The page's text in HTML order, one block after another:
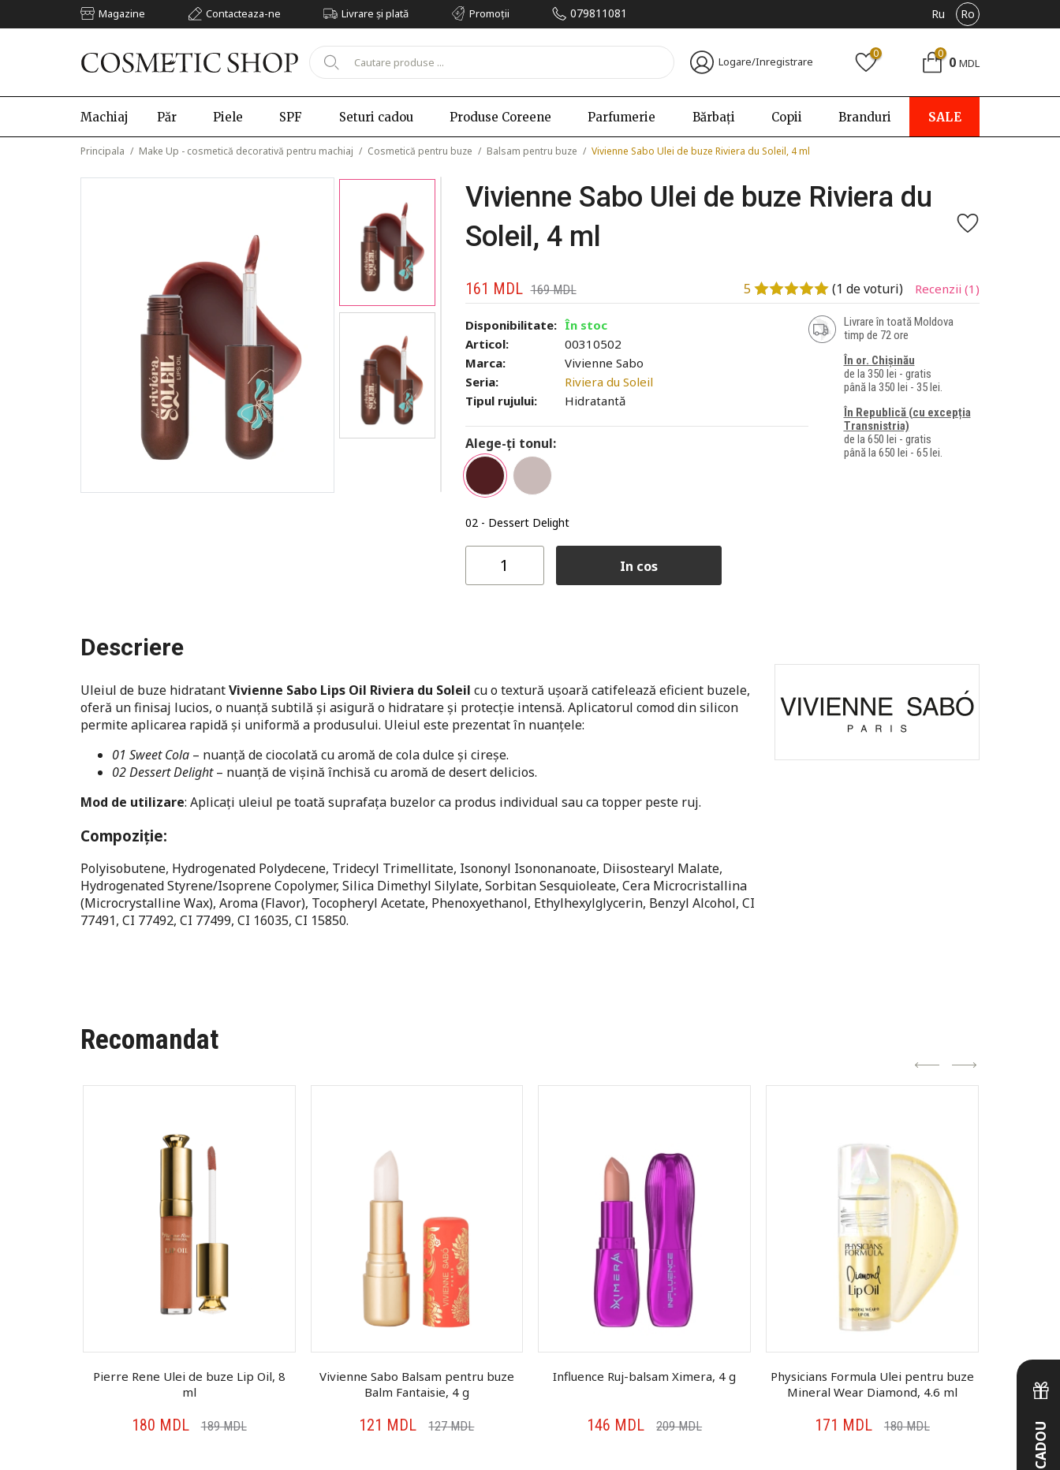
Magazine Contacteaza-ne Livrare și plată Promoții 079811081 Ru Ro
Logare/Inregistrare
0 0 0 MDL
Machiaj Păr Piele SPF Seturi cadou Produse Coreene Parfumerie Bărbați Copii Branduri SALE
Principala / Make Up - cosmetică decorativă pentru machiaj / Cosmetică pentru buze / Balsam pentru buze / Vivienne Sabo Ulei de buze Riviera du Soleil, 4 ml
Vivienne Sabo Ulei de buze Riviera du
Soleil, 4 ml
161 MDL 169MDL 5 (1 de voturi) Recenzii (1)
Disponibilitate: În stoc
Articol:
00310502
Marca:
Vivienne Sabo
Seria:
Riviera du Soleil
Tipul rujului:
Hidratantă
Alege-ți tonul:
02 - Dessert Delight
In cos
Livrare în toată Moldova
timp de 72 ore
În or. Chișinău
de la 350 lei - gratis
până la 350 lei - 35 lei.
În Republică (cu excepția
Transnistria)
de la 650 lei - gratis
până la 650 lei - 65 lei.
Descriere
Uleiul de buze hidratantVivienne Sabo Lips Oil Riviera du Soleil cu o textură ușoară catifelează eficient buzele,
oferă un finisaj lucios, o nuanță subtilă și asigură o hidratare și protecție intensă. Aplicatorul comod din silicon
permite aplicarea rapidă și uniformă a produsului. Uleiul este prezentat în nuanțele:
01 Sweet Cola – nuanță de ciocolată cu aromă de cola dulce și cireșe.
02 Dessert Delight– nuanță de vișină închisă cu aromă de desert delicios.
Mod de utilizare: Aplicați uleiul pe toată suprafața buzelor ca produs individual sau ca topper peste ruj.
Compoziție:
Polyisobutene, Hydrogenated Polydecene, Tridecyl Trimellitate, Isononyl Isononanoate, Diisostearyl Malate,
Hydrogenated Styrene/Isoprene Copolymer, Silica Dimethyl Silylate, Sorbitan Sesquioleate, Cera Microcristallina
(Microcrystalline Wax), Aroma (Flavor), Tocopheryl Acetate, Phenoxyethanol, Ethylhexylglycerin, Benzyl Alcohol, CI
77491, CI 77492, CI 77499, CI 16035, CI 15850.
Recomandat
Pierre Rene Ulei de buze Lip Oil, 8
ml
180 MDL 189MDL
Vivienne Sabo Balsam pentru buze
Balm Fantaisie, 4 g
121 MDL 127MDL
Influence Ruj-balsam Ximera, 4 g
146 MDL 209MDL
Physicians Formula Ulei pentru buze
Mineral Wear Diamond, 4.6 ml
171 MDL 180MDL CADOU